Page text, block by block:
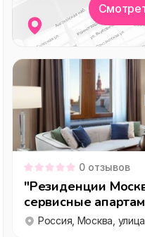
0 отзывов
"Резиденции
сервисные
Россия, Москва,